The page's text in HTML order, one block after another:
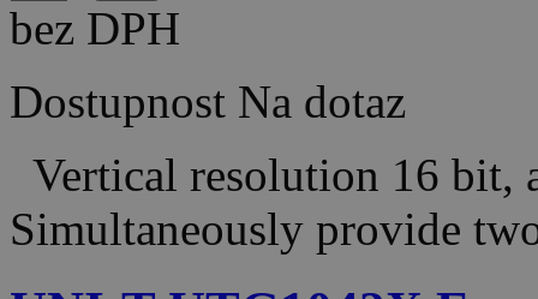
bez DPH
Dostupnost Na dotaz
Vertical resolution 16 bit,
Simultaneously provide